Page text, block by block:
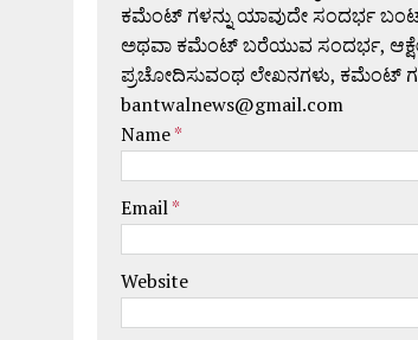
ಕಮೆಂಟ್ ಗಳನ್ನು ಯಾವುದೇ ಸಂದರ್ಭ
ಅಥವಾ ಕಮೆಂಟ್ ಬರೆಯುವ ಸಂದರ್ಭ,
ಪ್ರಚೋದಿಸುವಂಥ ಲೇಖನಗಳು, ಕಮೆಂಟ್
bantwalnews@gmail.com
Name*
Email*
Website